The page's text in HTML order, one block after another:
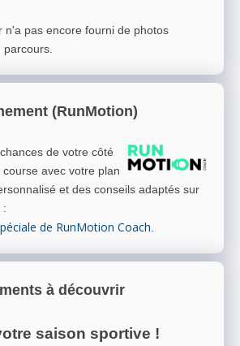
n'a pas encore fourni de photos
parcours.
(RunMotion)
de votre côté
avec votre plan
et des conseils adaptés sur
:
de RunMotion Coach.
à découvrir
saison sportive !